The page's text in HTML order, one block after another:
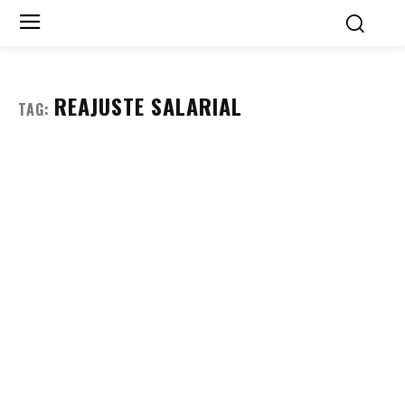
TAG: REAJUSTE SALARIAL